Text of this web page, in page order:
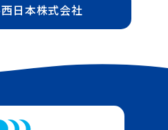
日本株式会社